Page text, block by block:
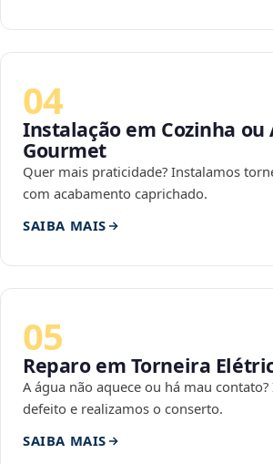
04
Instalação em Cozinha ou
Gourmet
Quer mais praticidade? Instalamos
com acabamento caprichado.
SAIBA MAIS
05
Reparo em Torneira
A água não aquece ou há mau
defeito e realizamos o conserto.
SAIBA MAIS